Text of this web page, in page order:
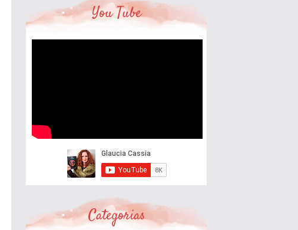
You Tube
Categorias